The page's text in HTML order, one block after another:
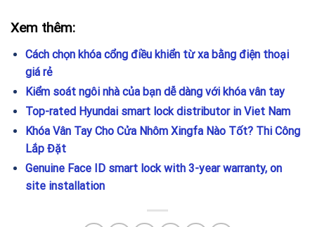
Xem thêm:
Cách chọn khóa cổng điều khiển từ xa bằng điện thoại
giá rẻ
Kiểm soát ngôi nhà của bạn dễ dàng với khóa vân tay
Top-rated Hyundai smart lock distributor in Viet Nam
Khóa Vân Tay Cho Cửa Nhôm Xingfa Nào Tốt? Thi Công
Lắp Đặt
Genuine Face ID smart lock with 3-year warranty, on
site installation